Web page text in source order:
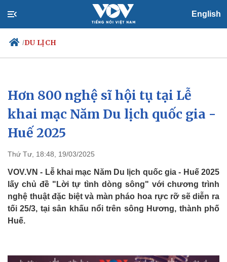
English
/DU LỊCH
Chính trị
Đảng
Tổ chức nhân sự
Quốc hội
Xã hội
Tin 24h
Dự báo thời tiết
Hơn 800 nghệ sĩ hội tụ tại Lễ
khai mạc Năm Du lịch quốc gia -
Huế 2025
Thứ Tư, 18:48, 19/03/2025
VOV.VN - Lễ khai mạc Năm Du lịch quốc gia - Huế 2025
lấy chủ đề "Lời tự tình dòng sông" với chương trình
nghệ thuật đặc biệt và màn pháo hoa rực rỡ sẽ diễn ra
tối 25/3, tại sân khấu nổi trên sông Hương, thành phố
Huế.